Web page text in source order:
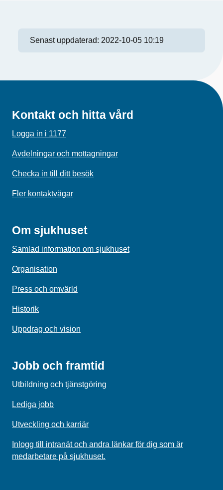
Senast uppdaterad: 2022-10-05 10:19
Kontakt och hitta vård
Logga in i 1177
Avdelningar och mottagningar
Checka in till ditt besök
Fler kontaktvägar
Om sjukhuset
Samlad information om sjukhuset
Organisation
Press och omvärld
Historik
Uppdrag och vision
Jobb och framtid
Utbildning och tjänstgöring
Lediga jobb
Utveckling och karriär
Inlogg till intranät och andra länkar för dig som är
medarbetare på sjukhuset.